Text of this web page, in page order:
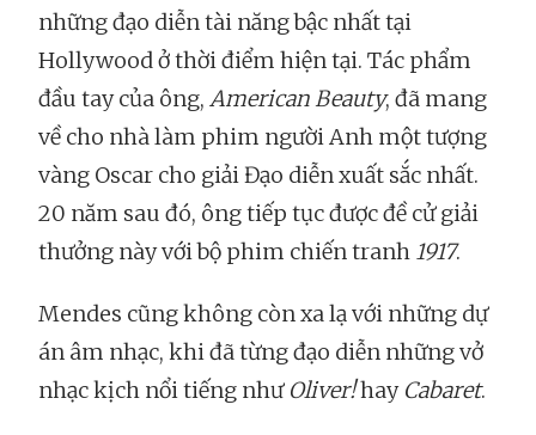
những đạo diễn tài năng bậc nhất tại
Hollywood ở thời điểm hiện tại. Tác phẩm
đầu tay của ông, American Beauty, đã mang
về cho nhà làm phim người Anh một tượng
vàng Oscar cho giải Đạo diễn xuất sắc nhất.
20 năm sau đó, ông tiếp tục được đề cử giải
thưởng này với bộ phim chiến tranh 1917.
Mendes cũng không còn xa lạ với những dự
án âm nhạc, khi đã từng đạo diễn những vở
nhạc kịch nổi tiếng như Oliver!hay Cabaret.